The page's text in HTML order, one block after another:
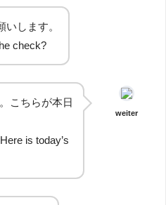
いします。
check?
こちらが本日
is today’s
weiter